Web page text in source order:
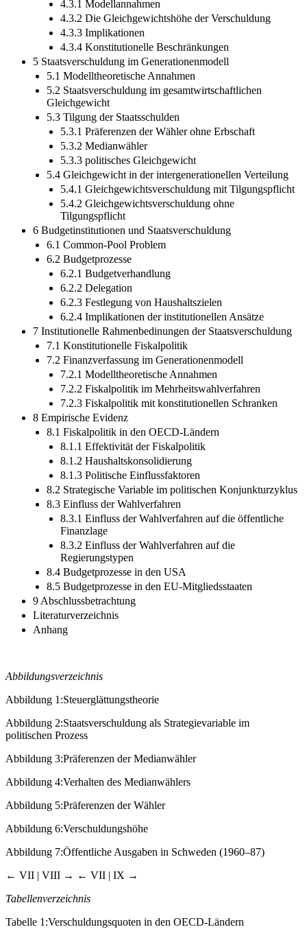
4.3.1 Modellannahmen
4.3.2 Die Gleichgewichtshöhe der Verschuldung
4.3.3 Implikationen
4.3.4 Konstitutionelle Beschränkungen
5 Staatsverschuldung im Generationenmodell
5.1 Modelltheoretische Annahmen
5.2 Staatsverschuldung im gesamtwirtschaftlichen
Gleichgewicht
5.3 Tilgung der Staatsschulden
5.3.1 Präferenzen der Wähler ohne Erbschaft
5.3.2 Medianwähler
5.3.3 politisches Gleichgewicht
5.4 Gleichgewicht in der intergenerationellen Verteilung
5.4.1 Gleichgewichtsverschuldung mit Tilgungspflicht
5.4.2 Gleichgewichtsverschuldung ohne
Tilgungspflicht
6 Budgetinstitutionen und Staatsverschuldung
6.1 Common-Pool Problem
6.2 Budgetprozesse
6.2.1 Budgetverhandlung
6.2.2 Delegation
6.2.3 Festlegung von Haushaltszielen
6.2.4 Implikationen der institutionellen Ansätze
7 Institutionelle Rahmenbedinungen der Staatsverschuldung
7.1 Konstitutionelle Fiskalpolitik
7.2 Finanzverfassung im Generationenmodell
7.2.1 Modelltheoretische Annahmen
7.2.2 Fiskalpolitik im Mehrheitswahlverfahren
7.2.3 Fiskalpolitik mit konstitutionellen Schranken
8 Empirische Evidenz
8.1 Fiskalpolitik in den OECD-Ländern
8.1.1 Effektivität der Fiskalpolitik
8.1.2 Haushaltskonsolidierung
8.1.3 Politische Einflussfaktoren
8.2 Strategische Variable im politischen Konjunkturzyklus
8.3 Einfluss der Wahlverfahren
8.3.1 Einfluss der Wahlverfahren auf die öffentliche
Finanzlage
8.3.2 Einfluss der Wahlverfahren auf die
Regierungstypen
8.4 Budgetprozesse in den USA
8.5 Budgetprozesse in den EU-Mitgliedsstaaten
9 Abschlussbetrachtung
Literaturverzeichnis
Anhang
Abbildungsverzeichnis
Abbildung 1:Steuerglättungstheorie
Abbildung 2:Staatsverschuldung als Strategievariable im
politischen Prozess
Abbildung 3:Präferenzen der Medianwähler
Abbildung 4:Verhalten des Medianwählers
Abbildung 5:Präferenzen der Wähler
Abbildung 6:Verschuldungshöhe
Abbildung 7:Öffentliche Ausgaben in Schweden (1960–87)
← VII | VIII → ← VII | IX →
Tabellenverzeichnis
Tabelle 1:Verschuldungsquoten in den OECD-Ländern